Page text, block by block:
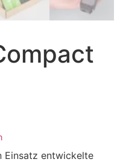
Einsatz entwickelte